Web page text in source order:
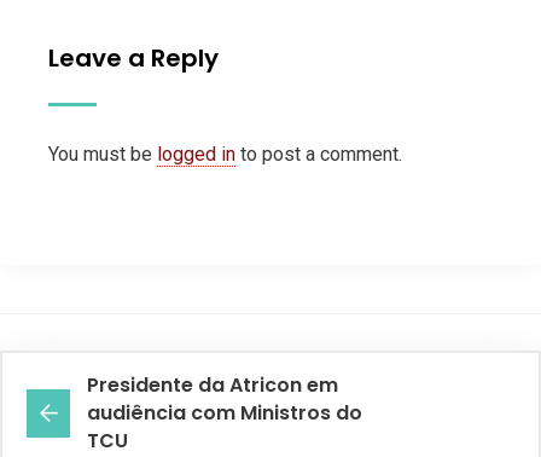
Leave a Reply
You must be logged in to post a comment.
Presidente da Atricon em
audiência com Ministros do
TCU